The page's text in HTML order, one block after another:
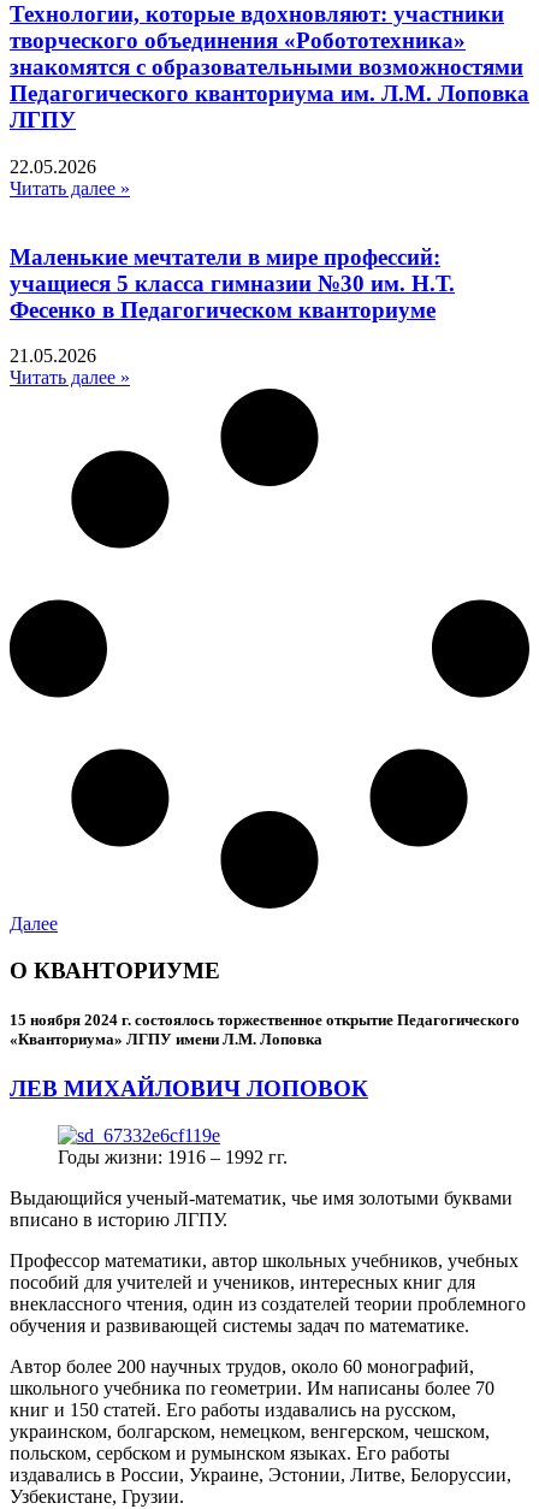
Технологии, которые вдохновляют: участники
творческого объединения «Робототехника»
знакомятся с образовательными возможностями
Педагогического кванториума им. Л.М. Лоповка
ЛГПУ
22.05.2026
Читать далее »
Маленькие мечтатели в мире профессий:
учащиеся 5 класса гимназии №30 им. Н.Т.
Фесенко в Педагогическом кванториуме
21.05.2026
Читать далее »
Далее
О КВАНТОРИУМЕ
15 ноября 2024 г. состоялось торжественное открытие Педагогического
«Кванториума» ЛГПУ имени Л.М. Лоповка
ЛЕВ МИХАЙЛОВИЧ ЛОПОВОК
Годы жизни: 1916 – 1992 гг.
Выдающийся ученый-математик, чье имя золотыми буквами
вписано в историю ЛГПУ.
Профессор математики, автор школьных учебников, учебных
пособий для учителей и учеников, интересных книг для
внеклассного чтения, один из создателей теории проблемного
обучения и развивающей системы задач по математике.
Автор более 200 научных трудов, около 60 монографий,
школьного учебника по геометрии. Им написаны более 70
книг и 150 статей. Его работы издавались на русском,
украинском, болгарском, немецком, венгерском, чешском,
польском, сербском и румынском языках. Его работы
издавались в России, Украине, Эстонии, Литве, Белоруссии,
Узбекистане, Грузии.